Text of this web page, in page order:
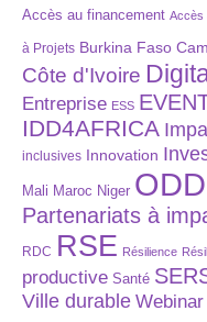
Accès au financement Accès
à Projets Burkina Faso
Côte d'Ivoire
Entreprise ESS
IDD4AFRICA
inclusives Innovation
Mali Maroc Niger ODD
Partenariats à
RDC RSE Résilience
productive Santé
Ville durable Webinar